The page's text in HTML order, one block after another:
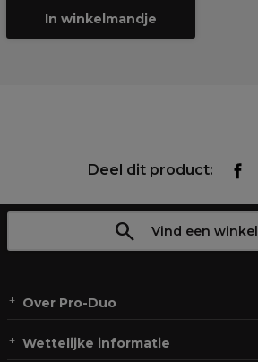
In winkelmandje
Deel dit product:
Vind een winkel
Over Pro-Duo
Wettelijke informatie